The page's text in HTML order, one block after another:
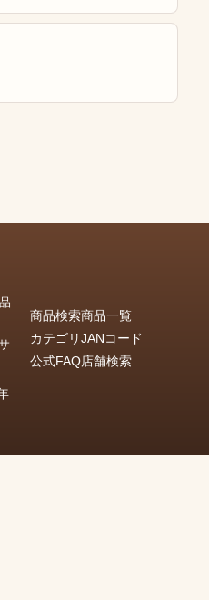
商品検索商品一覧
カテゴリJANコード
公式FAQ店舗検索